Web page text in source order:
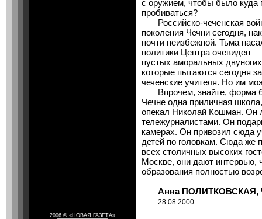
с оружием, чтобы было куда
пробиваться?
Российско-чеченская
поколения Чечни сегодня,
почти неизбежной. Тьма
политики Центра очевиден
пустых аморальных
которые пытаются сегодня
чеченские учителя. Но им
Впрочем, знайте, форма
Чечне одна приличная
опекал Николай Кошман. Он
тележурналистами. Он
камерах. Он привозил сюда
детей по головкам. Сюда же
всех столичных высоких
Москве, они дают интервью,
образования полностью
Анна ПОЛИТКОВСКАЯ,
28.08.2000
2006 © «НОВАЯ ГАЗЕТА»